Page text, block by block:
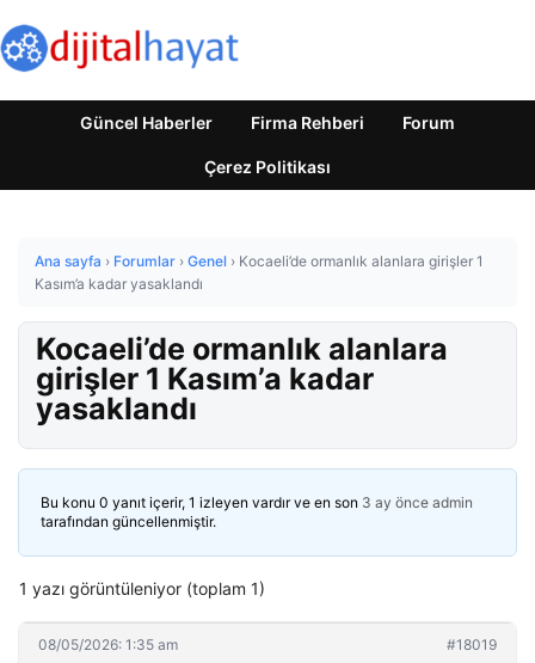
Güncel Haberler Firma Rehberi Forum
Çerez Politikası
Ana sayfa › Forumlar › Genel › Kocaeli’de ormanlık alanlara girişler 1
Kasım’a kadar yasaklandı
Kocaeli’de ormanlık alanlara
girişler 1 Kasım’a kadar
yasaklandı
Bu konu 0 yanıt içerir, 1 izleyen vardır ve en son 3 ay önce admin
tarafından güncellenmiştir.
1 yazı görüntüleniyor (toplam 1)
08/05/2026: 1:35 am #18019